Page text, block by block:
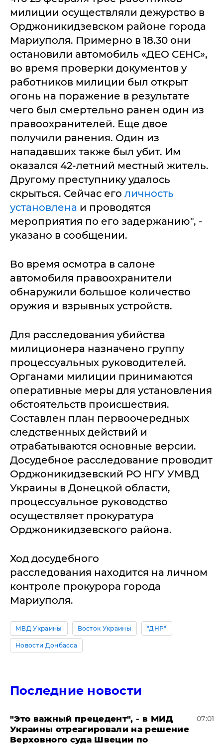
милиции осуществляли дежурство в
Орджоникидзевском районе города
Мариуполя. Примерно в 18.30 они
остановили автомобиль «ДЕО СЕНС»,
во время проверки документов у
работников милиции был открыт
огонь на поражение в результате
чего был смертельно ранен один из
правоохранителей. Еще двое
получили ранения. Один из
нападавших также был убит. Им
оказался 42-летний местный житель.
Другому преступнику удалось
скрыться. Сейчас его личность
установлена и проводятся
мероприятия по его задержанию", -
указано в сообщении.
Во время осмотра в салоне
автомобиля правоохранители
обнаружили большое количество
оружия и взрывных устройств.
Для расследования убийства
милиционера назначено группу
процессуальных руководителей.
Органами милиции принимаются
оперативные меры для установления
обстоятельств происшествия.
Составлен план первоочередных
следственных действий и
отрабатываются основные версии.
Досудебное расследование проводит
Орджоникидзевский РО НГУ УМВД
Украины в Донецкой области,
процессуальное руководство
осуществляет прокуратура
Орджоникидзевского района.
Ход досудебного
расследования находится на личном
контроле прокурора города
Мариуполя.
МВД Украины Восток Украины "ДНР"
Новости Донбасса
Последние новости
"Это важный прецедент", - в МИД
Украины отреагировали на решение
Верховного суда Швеции по
07:01